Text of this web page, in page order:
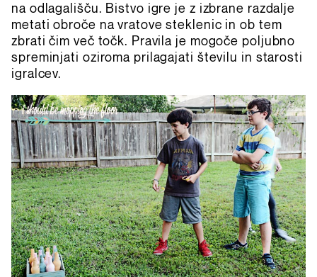
na odlagališču. Bistvo igre je z izbrane razdalje
metati obroče na vratove steklenic in ob tem
zbrati čim več točk. Pravila je mogoče poljubno
spreminjati oziroma prilagajati številu in starosti
igralcev.